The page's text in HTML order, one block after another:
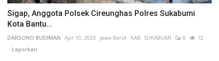
Sigap, Anggota Polsek Cireunghas Polres Sukabumi
Kota Bantu...
DARSONO BUDIMAN Apr 10, 2023 Jawa Barat KAB. SUKABUMI 0
72
Laporkan